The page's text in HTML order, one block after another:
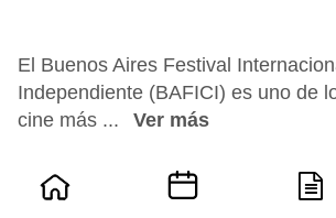
El Buenos Aires Festival
Independiente (BAFICI) es uno de
cine más ...
Ver más